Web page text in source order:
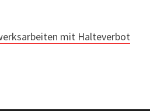
mit Halteverbot